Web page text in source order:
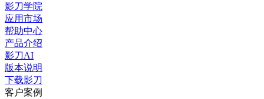
影刀学院
应用市场
帮助中心
产品介绍
影刀AI
版本说明
下载影刀
客户案例